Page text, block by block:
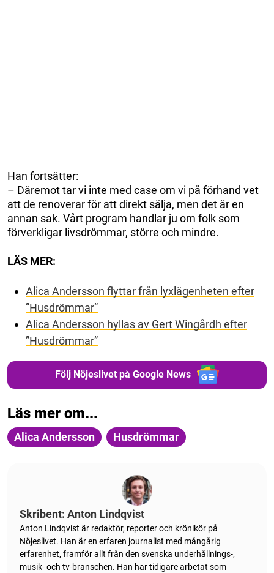
Han fortsätter:
– Däremot tar vi inte med case om vi på förhand vet
att de renoverar för att direkt sälja, men det är en
annan sak. Vårt program handlar ju om folk som
förverkligar livsdrömmar, större och mindre.
LÄS MER:
Alica Andersson flyttar från lyxlägenheten efter
”Husdrömmar”
Alica Andersson hyllas av Gert Wingårdh efter
”Husdrömmar”
Följ Nöjeslivet på Google News
Läs mer om...
Alica Andersson Husdrömmar
Skribent: Anton Lindqvist
Anton Lindqvist är redaktör, reporter och krönikör på
Nöjeslivet. Han är en erfaren journalist med mångårig
erfarenhet, framför allt från den svenska underhållnings-,
musik- och tv-branschen. Han har tidigare arbetat som